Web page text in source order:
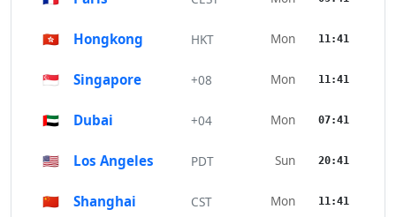
🇭🇰 Hongkong HKT Mon 11:41
🇸🇬 Singapore +08 Mon 11:41
🇦🇪 Dubai +04 Mon 07:41
🇺🇸 Los Angeles PDT Sun 20:41
🇨🇳 Shanghai CST Mon 11:41